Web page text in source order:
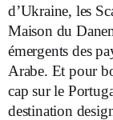
d’Ukraine, les
Maison du
émergents des
Arabe. Et pour
cap sur le
destination